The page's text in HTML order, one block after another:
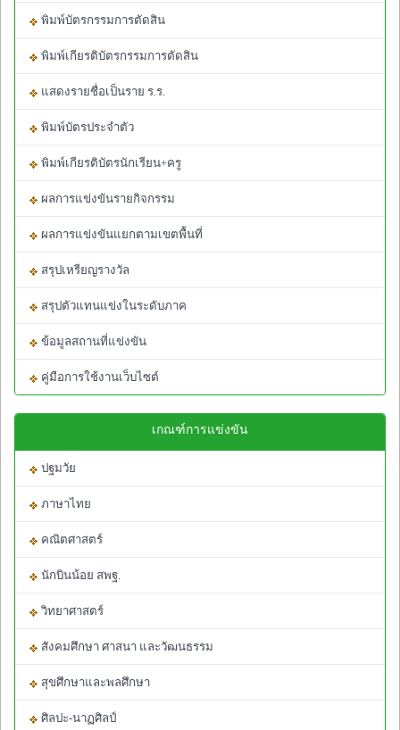
พิมพ์บัตรกรรมการตัดสิน
พิมพ์เกียรติบัตรกรรมการตัดสิน
แสดงรายชื่อเป็นราย ร.ร.
พิมพ์บัตรประจำตัว
พิมพ์เกียรติบัตรนักเรียน+ครู
ผลการแข่งขันรายกิจกรรม
ผลการแข่งขันแยกตามเขตพื้นที่
สรุปเหรียญรางวัล
สรุปตัวแทนแข่งในระดับภาค
ข้อมูลสถานที่แข่งขัน
คู่มือการใช้งานเว็บไซต์
เกณฑ์การแข่งขัน
ปฐมวัย
ภาษาไทย
คณิตศาสตร์
นักบินน้อย สพฐ.
วิทยาศาสตร์
สังคมศึกษา ศาสนา และวัฒนธรรม
สุขศึกษาและพลศึกษา
ศิลปะ-นาฏศิลป์